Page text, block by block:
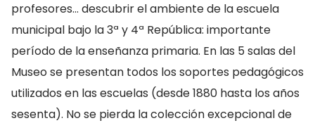
profesores… descubrir el ambiente de la escuela
municipal bajo la 3ª y 4ª República: importante
período de la enseñanza primaria. En las 5 salas del
Museo se presentan todos los soportes pedagógicos
utilizados en las escuelas (desde 1880 hasta los años
sesenta). No se pierda la colección excepcional de